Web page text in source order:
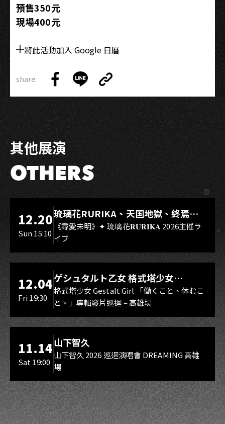
預售350元
現場400元
將此活動加入 Google 日曆
share:
on
Facebook
on
LINE
Link
Copy
Link
其他展演
OTHERS
LIVE WAREHOUSE 小庫
12.20
Sun 15:10
琉璃花RURIKA、天国地獄、終焉
Rebirth、DUALIA、無我夢中、花奏
スマイル（O.A.）
《尋愛未明》✦ 琉璃花𝐑𝐔𝐑𝐈𝐊𝐀 2026主催ラ
イブ
LIVE WAREHOUSE 小庫
12.04
Fri 19:30
ゲシュタルト乙女 格式塔少女
Gestalt Girl
格式塔少女 Gestalt Girl 「働くこと、休むこ
と。」專輯發片巡迴 – 高雄場
11.14
Sat 19:00
山下智久
山下智久 2026 巡迴演唱會 DREAMING 高雄
場